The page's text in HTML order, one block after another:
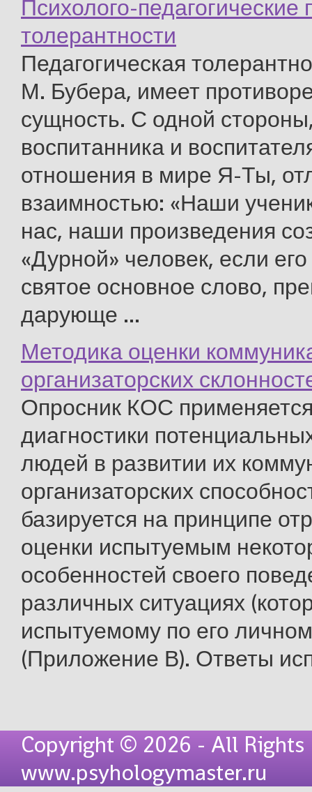
Психолого-
толерантности
Педагогическая
М. Бубера, имеет
сущность. С одной
воспитанника и
отношения в мире Я-Ты,
взаимностью: «Наши
нас, наши произведения
«Дурной» человек, если
святое основное слово,
дарующе ...
Методика оценки
организаторских
Опросник КОС
диагностики
людей в развитии их
организаторских
базируется на принципе
оценки испытуемым
особенностей своего
различных ситуациях
испытуемому по его
(Приложение В). Ответы
Copyright © 2026 - All Rights
www.psyhologymaster.ru